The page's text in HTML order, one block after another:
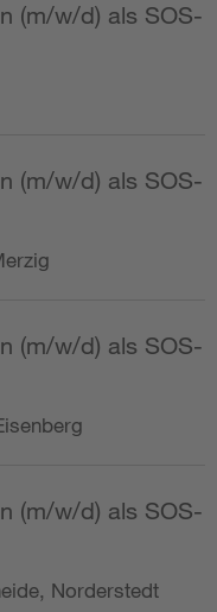
(m/w/d) als SOS-
(m/w/d) als SOS-
(m/w/d) als SOS-
(m/w/d) als SOS-
Norderstedt